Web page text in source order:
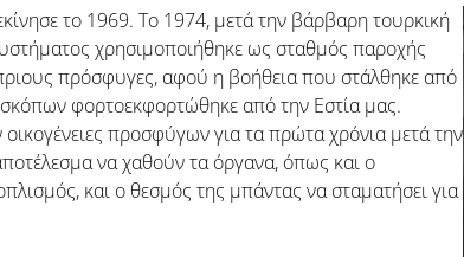
το 1969. Το 1974, μετά την βάρβαρη τουρκική
χρησιμοποιήθηκε ως σταθμός παροχής
πρόσφυγες, αφού η βοήθεια που στάλθηκε από
φορτοεκφορτώθηκε από την Εστία μας.
προσφύγων για τα πρώτα χρόνια μετά την
να χαθούν τα όργανα, όπως και ο
και ο θεσμός της μπάντας να σταματήσει για